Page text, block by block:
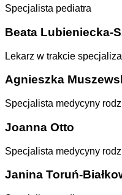
Specjalista pediatra
Beata Lubieniecka-
Lekarz w trakcie
Agnieszka
Specjalista medycyny
Joanna Otto
Specjalista medycyny
Janina Toruń-